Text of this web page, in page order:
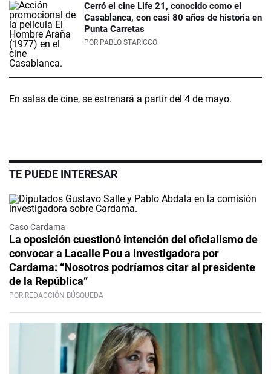
Cerró el cine Life 21, conocido como el
Casablanca, con casi 80 años de historia en
Punta Carretas
POR PABLO STARICCO
En salas de cine, se estrenará a partir del 4 de mayo.
TE PUEDE INTERESAR
Caso Cardama
La oposición cuestionó intención del oficialismo de
convocar a Lacalle Pou a investigadora por
Cardama: “Nosotros podríamos citar al presidente
de la República”
POR REDACCIÓN BÚSQUEDA